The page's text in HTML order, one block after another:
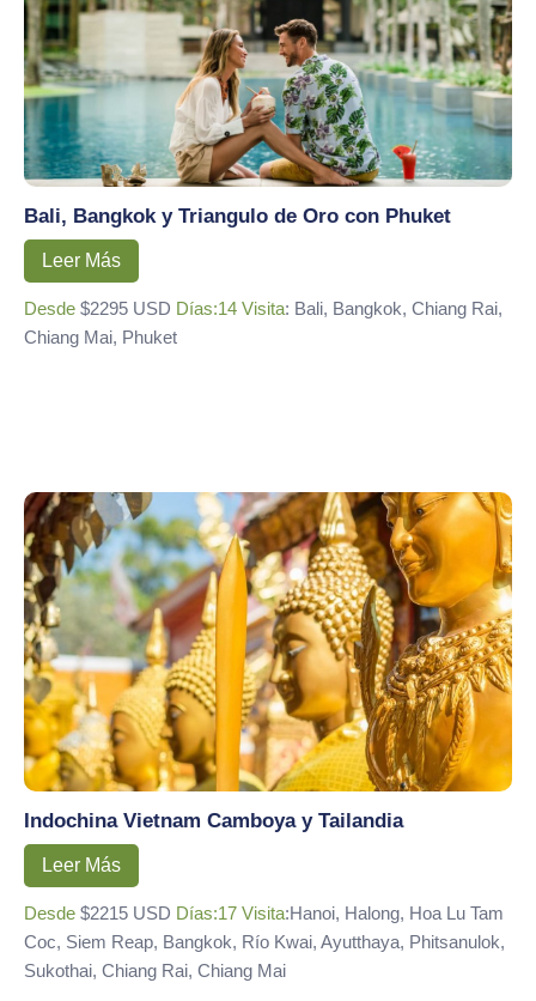
Bali, Bangkok y Triangulo de Oro con Phuket
Leer Más
Desde $2295 USD Días:14 Visita: Bali, Bangkok, Chiang Rai,
Chiang Mai, Phuket
Indochina Vietnam Camboya y Tailandia
Leer Más
Desde $2215 USD Días:17 Visita:Hanoi, Halong, Hoa Lu Tam
Coc, Siem Reap, Bangkok, Río Kwai, Ayutthaya, Phitsanulok,
Sukothai, Chiang Rai, Chiang Mai